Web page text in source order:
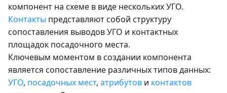
компонент на схеме в виде нескольких УГО.
Контакты представляют собой структуру
сопоставления выводов УГО и контактных
площадок посадочного места.
Ключевым моментом в создании компонента
является сопоставление различных типов данных:
УГО, посадочных мест, атрибутов и контактов